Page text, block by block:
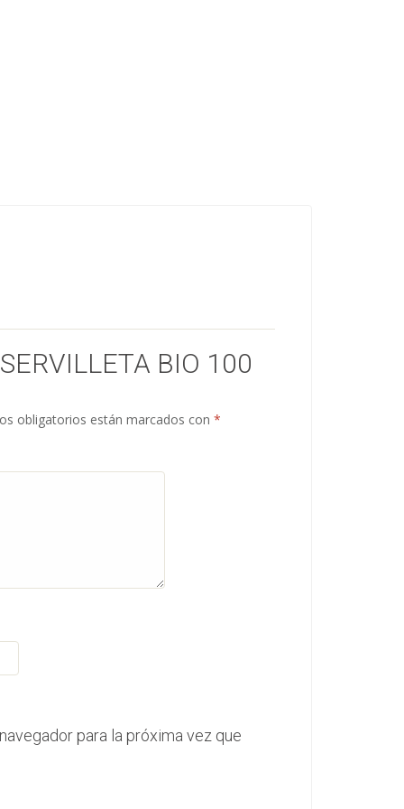
BIO 100
obligatorios están marcados con*
para la próxima vez que